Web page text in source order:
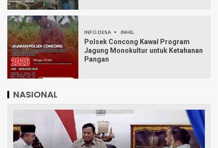
INFO DESA INHIL
Polsek Concong Kawal Program
Jagung Monokultur untuk Ketahanan
Pangan
NASIONAL